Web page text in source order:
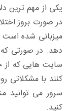
یکی از مهم ترین
در صورت بروز
میزبانی شده است
دهد. در صورتی که
سایت هایی که از
کنند با مشکلاتی
سرور می توانید
کنید.